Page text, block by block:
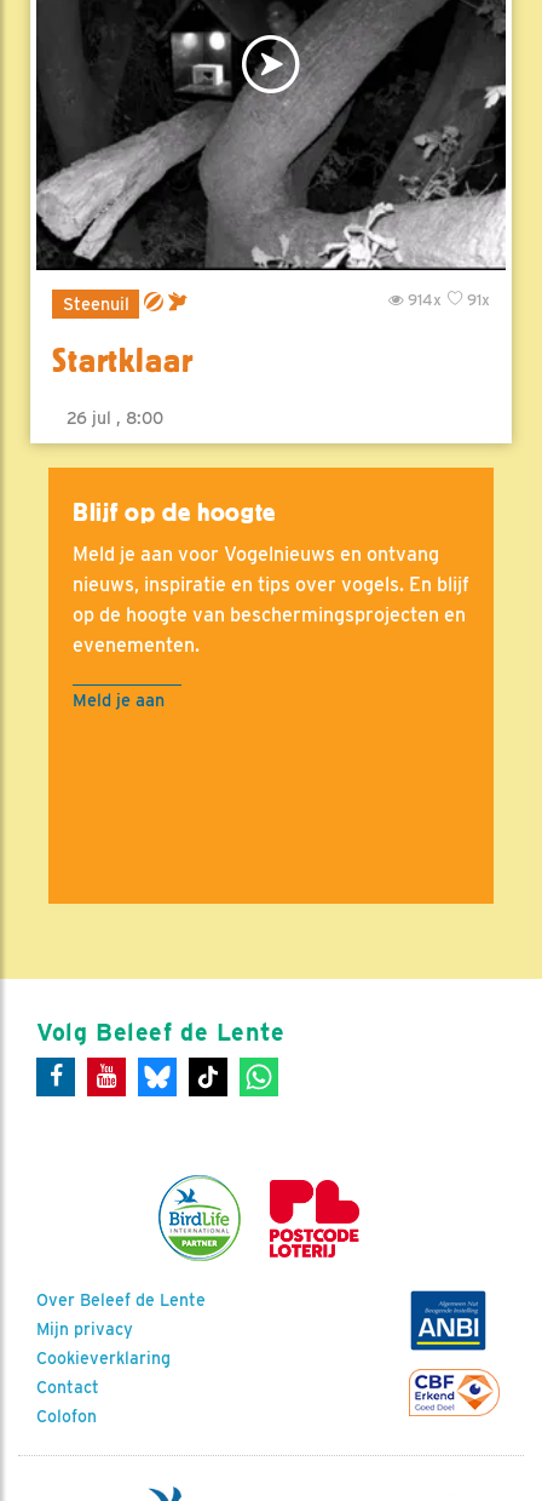
Steenuil 91x
914x
Startklaar
26 jul , 8:00
Blijf op de hoogte
Meld je aan voor Vogelnieuws en ontvang
nieuws, inspiratie en tips over vogels. En blijf
op de hoogte van beschermingsprojecten en
evenementen.
Meld je aan
Volg Beleef de Lente
Over Beleef de Lente
Mijn privacy
Cookieverklaring
Contact
Colofon